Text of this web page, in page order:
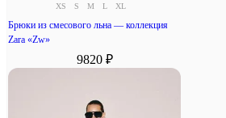
XS S M L XL
Брюки из смесового льна — коллекция
Zara «Zw»
9820 ₽